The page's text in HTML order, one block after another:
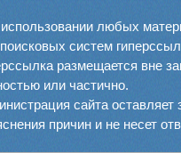
любых
систем
размещается вне
или частично.
сайта оставляет
причин и не несет